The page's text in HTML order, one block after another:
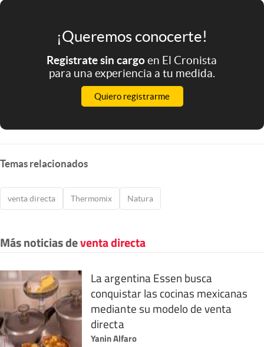
¡Queremos conocerte!
Registrate sin cargoen El Cronista
para una experiencia a tu medida.
Quiero registrarme
Temas relacionados
venta directa Thermomix Natura
Más noticias deventa directa
La argentina Essen busca
conquistar las cocinas mexicanas
mediante su modelo de venta
directa
Yanin Alfaro